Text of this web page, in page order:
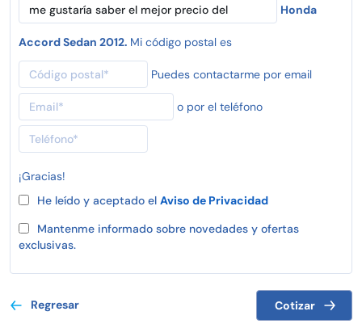
Honda
Accord Sedan 2012. Mi código postal es
Puedes contactarme por email
o por el teléfono
¡Gracias!
He leído y aceptado el Aviso de Privacidad
Mantenme informado sobre novedades y ofertas
exclusivas.
Regresar Cotizar